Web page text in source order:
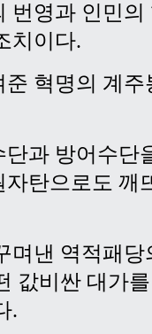
번영과 인민
치이다.
혁명의 계
과 방어수단
탄으로도 깨
며낸 역적패당
값비싼 대가
.